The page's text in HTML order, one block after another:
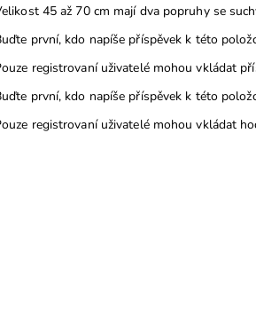
45 až 70 cm mají dva popruhy se
první, kdo napíše příspěvek k této
registrovaní uživatelé mohou vkládat
první, kdo napíše příspěvek k této
registrovaní uživatelé mohou vkládat